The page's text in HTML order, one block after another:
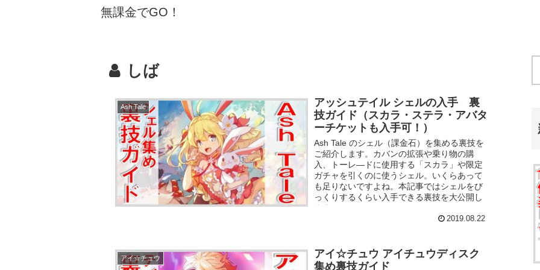
無課金でGO！
しば
Ash Tale
アッシュテイル シェルの入手 裏
技ガイド（スカラ・ステラ・アバタ
ーチケットも入手可！）
Ash Tale のシェル（課金石）を集める裏技を
ご紹介します。カバンの拡張や乗り物の購
入、トーレ―ドに使用する「スカラ」や限定
ガチャを引くのに使うシェル。いくらあって
も足りないですよね。本記事ではシェルをび
っくりするくらい入手できる裏技を大公開し
ます！
2019.08.22
アイ☆チュウ
アイ☆チュウ アイチュウディスク
集め裏技ガイド